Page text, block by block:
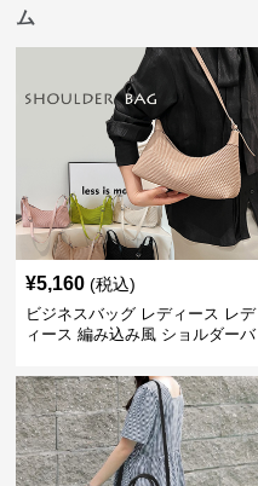
ム
¥5,160 (税込)
ビジネスバッグ レディース レデ
ィース 編み込み風 ショルダーバ